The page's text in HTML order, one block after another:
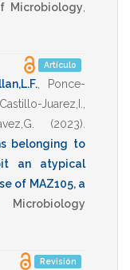
Microbiology
Artículo
,
Ponce-
Castillo-Juarez,I.
(2023)
belonging to
an atypical
of MAZ105, a
Microbiology
Revisión